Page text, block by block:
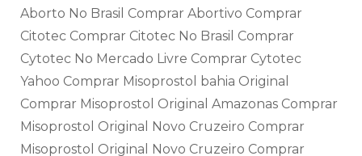
Aborto No Brasil Comprar Abortivo Comprar
Citotec Comprar Citotec No Brasil Comprar
Cytotec No Mercado Livre Comprar Cytotec
Yahoo Comprar Misoprostol bahia Original
Comprar Misoprostol Original Amazonas Comprar
Misoprostol Original Novo Cruzeiro Comprar
Misoprostol Original Novo Cruzeiro Comprar